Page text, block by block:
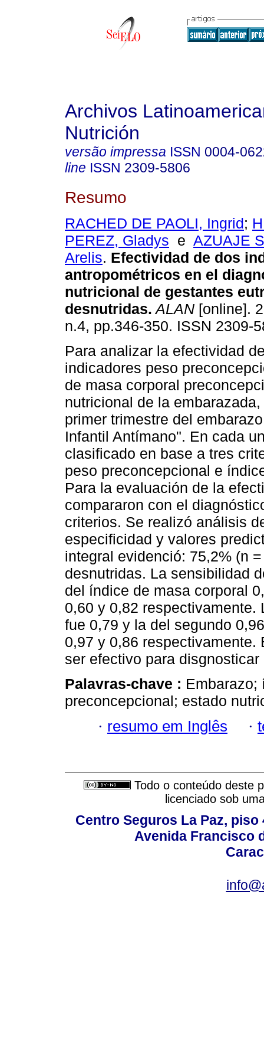
Archivos
Nutrición
versão impressa ISSN 0004-
line ISSN 2309-5806
Resumo
RACHED DE PAOLI, Ingrid;
PEREZ, Gladys e AZUAJE
Arelis. Efectividad de dos
antropométricos en el
nutricional de gestantes
desnutridas. ALAN [online].
n.4, pp.346-350. ISSN 2309-
Para analizar la efectividad
indicadores peso
de masa corporal
nutricional de la
primer trimestre del
Infantil Antímano". En cada
clasificado en base a tres
peso preconcepcional e
Para la evaluación de la
compararon con el
criterios. Se realizó análisis
especificidad y valores
integral evidenció: 75,2% (n
desnutridas. La sensibilidad
del índice de masa corporal
0,60 y 0,82
fue 0,79 y la del segundo
0,97 y 0,86
ser efectivo para
Palavras-chave : Embarazo;
preconcepcional; estado
· resumo em Inglês ·
Todo o conteúdo deste
licenciado sob
Centro Seguros La Paz,
Avenida Francisco